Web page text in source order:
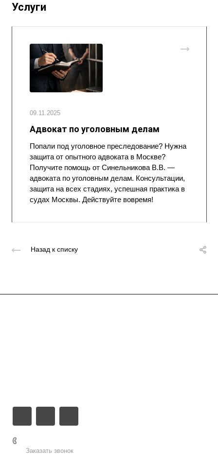
Услуги
09.11.2025
Адвокат по уголовным делам
Попали под уголовное преследование? Нужна
защита от опытного адвоката в Москве?
Получите помощь от Синельникова В.В. —
адвоката по уголовным делам. Консультации,
защита на всех стадиях, успешная практика в
судах Москвы. Действуйте вовремя!
Назад к списку
Заказать звонок